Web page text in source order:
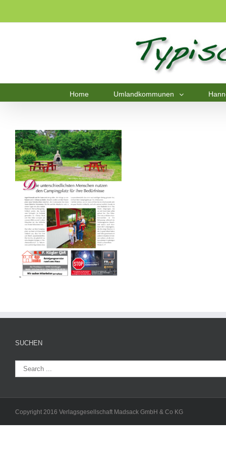
Home Umlandkommunen
SUCHEN
Copyright 2016 Verlagsgesellschaft Madsack GmbH & Co KG